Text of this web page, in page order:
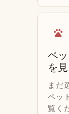
pets
ペ
を
まだ
ペッ
覧く